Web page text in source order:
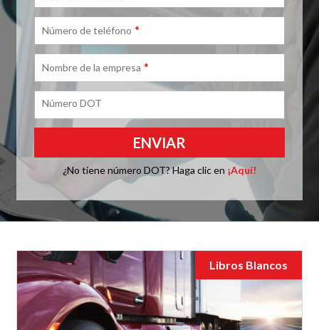
Número de teléfono *
Nombre de la empresa *
Número DOT
¿No tiene número DOT? Haga clic en ¡Aquí!
Libros Blancos